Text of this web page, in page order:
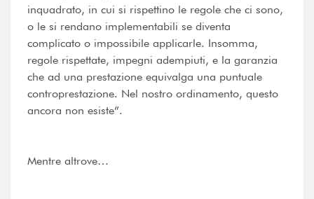
inquadrato, in cui si rispettino le regole che ci sono,
o le si rendano implementabili se diventa
complicato o impossibile applicarle. Insomma,
regole rispettate, impegni adempiuti, e la garanzia
che ad una prestazione equivalga una puntuale
controprestazione. Nel nostro ordinamento, questo
ancora non esiste”.
Mentre altrove…